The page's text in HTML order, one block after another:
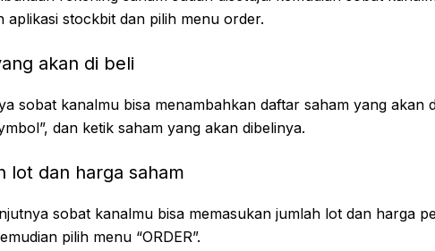
aplikasi stockbit dan pilih menu order.
akan di beli
sobat kanalmu bisa menambahkan daftar saham yang akan
dan ketik saham yang akan dibelinya.
lot dan harga saham
sobat kanalmu bisa memasukan jumlah lot dan harga
pilih menu “ORDER”.